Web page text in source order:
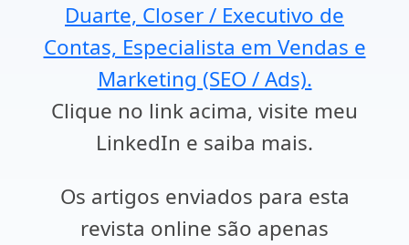
Duarte, Closer / Executivo de
Contas, Especialista em Vendas e
Marketing (SEO / Ads).
Clique no link acima, visite meu
LinkedIn e saiba mais.
Os artigos enviados para esta
revista online são apenas